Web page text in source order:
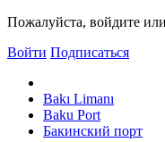
Пожалуйста, войдите
Войти Подписаться
Bakı Limanı
Baku Port
Бакинский порт